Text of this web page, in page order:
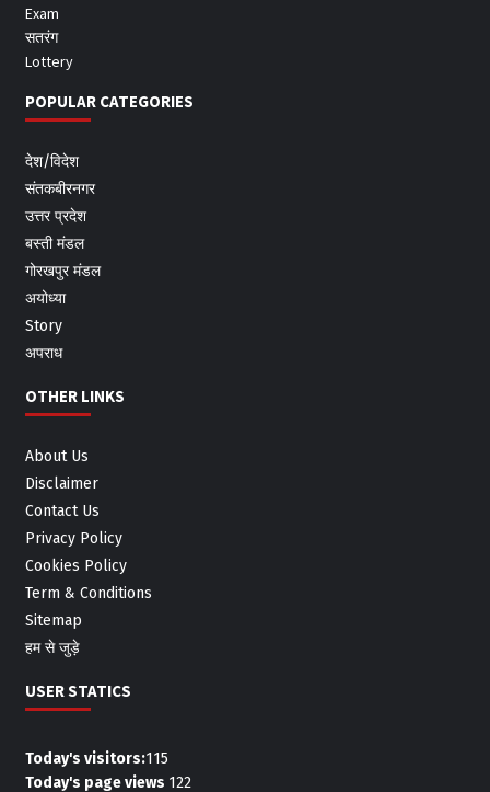
Exam
सतरंग
Lottery
POPULAR CATEGORIES
देश/विदेश
संतकबीरनगर
उत्तर प्रदेश
बस्ती मंडल
गोरखपुर मंडल
अयोध्या
Story
अपराध
OTHER LINKS
About Us
Disclaimer
Contact Us
Privacy Policy
Cookies Policy
Term & Conditions
Sitemap
हम से जुड़े
USER STATICS
Today's visitors:115
Today's page views 122